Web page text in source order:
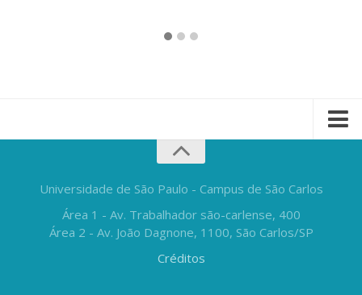
Universidade de São Paulo - Campus de São Carlos
Área 1 - Av. Trabalhador são-carlense, 400
Área 2 - Av. João Dagnone, 1100, São Carlos/SP
Créditos